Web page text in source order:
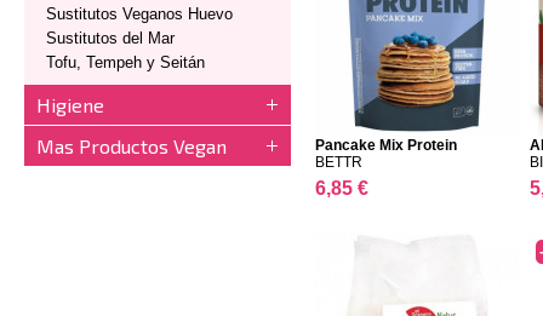
Sustitutos Veganos Huevo
Sustitutos del Mar
Tofu, Tempeh y Seitán
Higiene
Mas Productos Vegan
Pancake Mix Protein
BETTR
6,85 €